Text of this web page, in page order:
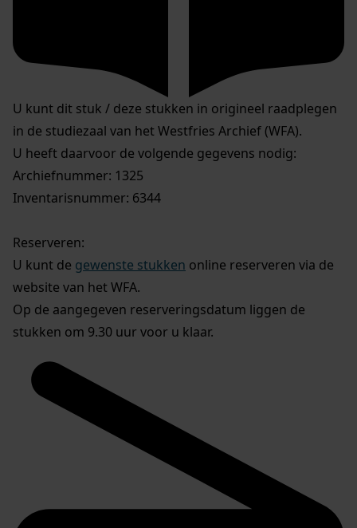
U kunt dit stuk / deze stukken in origineel raadplegen
in de studiezaal van het Westfries Archief (WFA).
U heeft daarvoor de volgende gegevens nodig:
Archiefnummer: 1325
Inventarisnummer: 6344
Reserveren:
U kunt de gewenste stukken online reserveren via de
website van het WFA.
Op de aangegeven reserveringsdatum liggen de
stukken om 9.30 uur voor u klaar.